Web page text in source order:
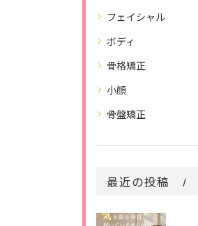
フェイシャル
ボディ
骨格矯正
小顔
骨盤矯正
最近の投稿